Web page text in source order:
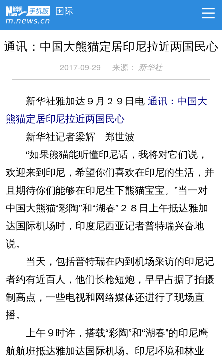
国际
通讯：中国大熊猫定居印尼拉近两国民心
2017-09-29 来源： 新华社
新华社雅加达９月２９日电 通讯：中国大
熊猫定居印尼拉近两国民心
新华社记者梁辉 郑世波
“如果熊猫能听懂印尼话，我将对它们说，
欢迎来到印尼，希望你们喜欢在印尼的生活，并
且期待你们能够在印尼生下熊猫宝宝。”当一对
中国大熊猫“彩陶”和“湖春”２８日上午抵达雅加
达国际机场时，印度尼西亚记者普特瑞兴奋地
说。
当天，包括普特瑞在内到机场采访的印尼记
者约有近百人，他们长枪短炮，早早占据了拍摄
制高点，一些电视和网络媒体还进行了现场直
播。
上午９时许，搭载“彩陶”和“湖春”的印尼鹰
航航班抵达雅加达国际机场。印尼环境和林业